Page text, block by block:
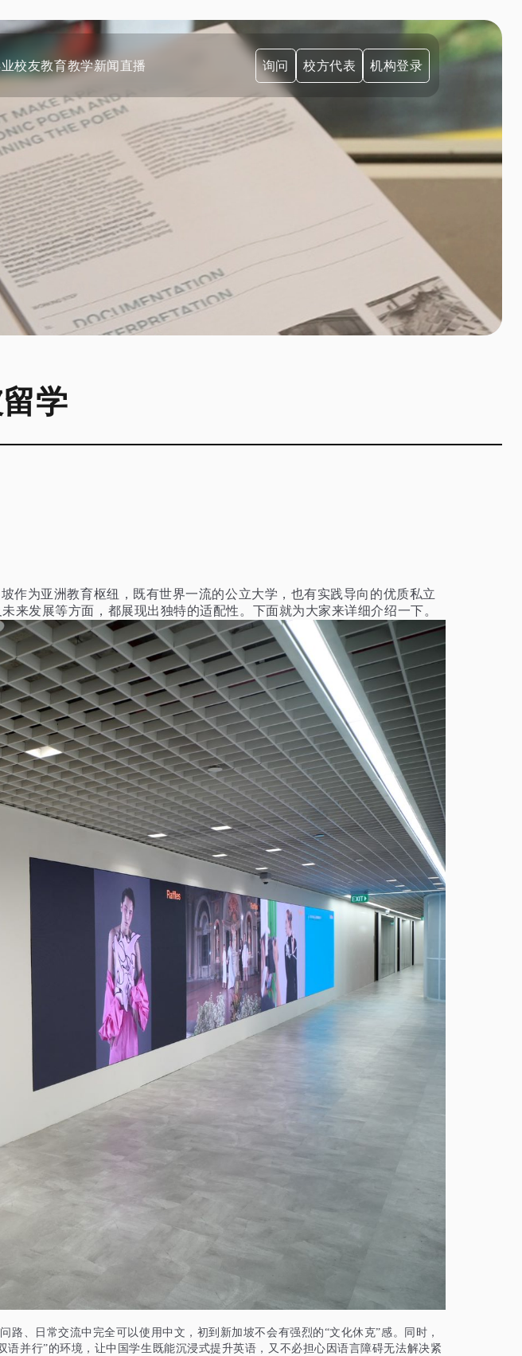
校友教育教学新闻直播 询问 校方代表 机构登录
学
作为亚洲教育枢纽，既有世界一流的公立大学，也有实践导向的优质私立
来发展等方面，都展现出独特的适配性。下面就为大家来详细介绍一下。
路、日常交流中完全可以使用中文，初到新加坡不会有强烈的“文化休克”感。同时，
并行”的环境，让中国学生既能沉浸式提升英语，又不必担心因语言障碍无法解决紧